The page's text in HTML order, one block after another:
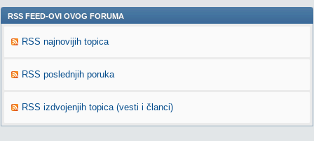
RSS FEED-OVI OVOG FORUMA
RSS najnovijih topica
RSS poslednjih poruka
RSS izdvojenjih topica (vesti i članci)